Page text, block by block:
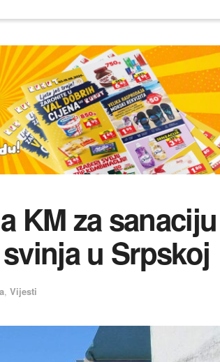
KM za sanaciju
u Srpskoj
, Vijesti